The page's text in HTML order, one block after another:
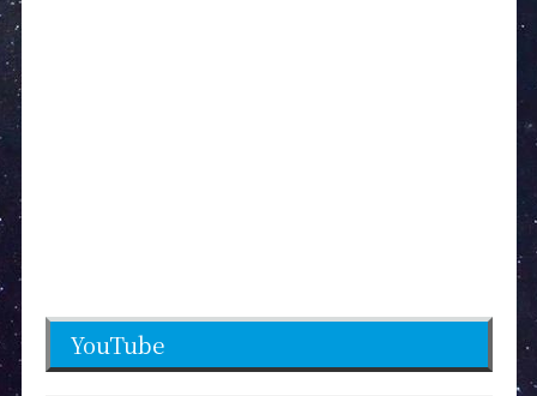
YouTube